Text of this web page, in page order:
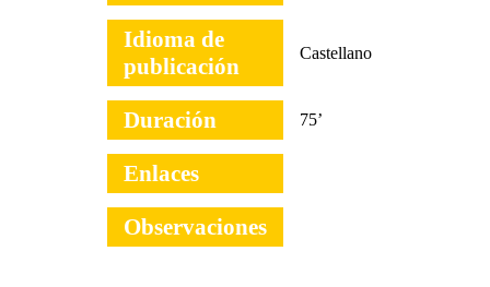
Idioma de
publicación
Castellano
Duración 75’
Enlaces
Observaciones